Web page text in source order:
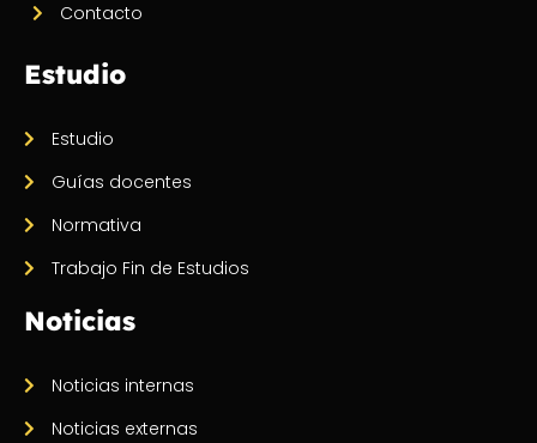
Contacto
Estudio
Estudio
Guías docentes
Normativa
Trabajo Fin de Estudios
Noticias
Noticias internas
Noticias externas